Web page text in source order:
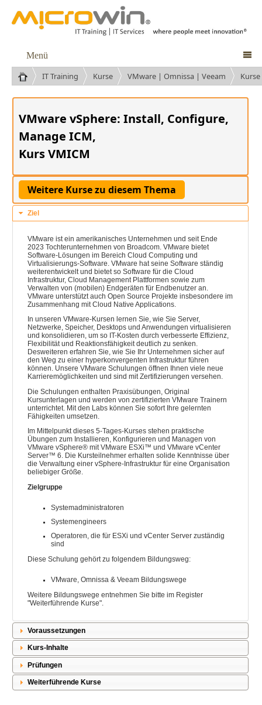
Menü 
IT Training Kurse VMware | Omnissa | Veeam Kurse
VMware vSphere: Install, Configure,
Manage ICM,
Kurs VMICM
Ziel
VMware ist ein amerikanisches Unternehmen und seit Ende
2023 Tochterunternehmen von Broadcom. VMware bietet
Software-Lösungen im Bereich Cloud Computing und
Virtualisierungs-Software. VMware hat seine Software ständig
weiterentwickelt und bietet so Software für die Cloud
Infrastruktur, Cloud Management Plattformen sowie zum
Verwalten von (mobilen) Endgeräten für Endbenutzer an.
VMware unterstützt auch Open Source Projekte insbesondere im
Zusammenhang mit Cloud Native Applications.
In unseren VMware-Kursen lernen Sie, wie Sie Server,
Netzwerke, Speicher, Desktops und Anwendungen virtualisieren
und konsolidieren, um so IT-Kosten durch verbesserte Effizienz,
Flexibilität und Reaktionsfähigkeit deutlich zu senken.
Desweiteren erfahren Sie, wie Sie Ihr Unternehmen sicher auf
den Weg zu einer hyperkonvergenten Infrastruktur führen
können. Unsere VMware Schulungen öffnen Ihnen viele neue
Karrieremöglichkeiten und sind mit Zertifizierungen versehen.
Die Schulungen enthalten Praxisübungen, Original
Kursunterlagen und werden von zertifizierten VMware Trainern
unterrichtet. Mit den Labs können Sie sofort Ihre gelernten
Fähigkeiten umsetzen.
Im Mittelpunkt dieses 5-Tages-Kurses stehen praktische
Übungen zum Installieren, Konfigurieren und Managen von
VMware vSphere® mit VMware ESXi™ und VMware vCenter
Server™ 6. Die Kursteilnehmer erhalten solide Kenntnisse über
die Verwaltung einer vSphere-Infrastruktur für eine Organisation
beliebiger Größe.
Zielgruppe
Systemadministratoren
Systemengineers
Operatoren, die für ESXi und vCenter Server zuständig
sind
Diese Schulung gehört zu folgendem Bildungsweg:
VMware, Omnissa & Veeam Bildungswege
Weitere Bildungswege entnehmen Sie bitte im Register
"Weiterführende Kurse".
Voraussetzungen
Kurs-Inhalte
Prüfungen
Weiterführende Kurse